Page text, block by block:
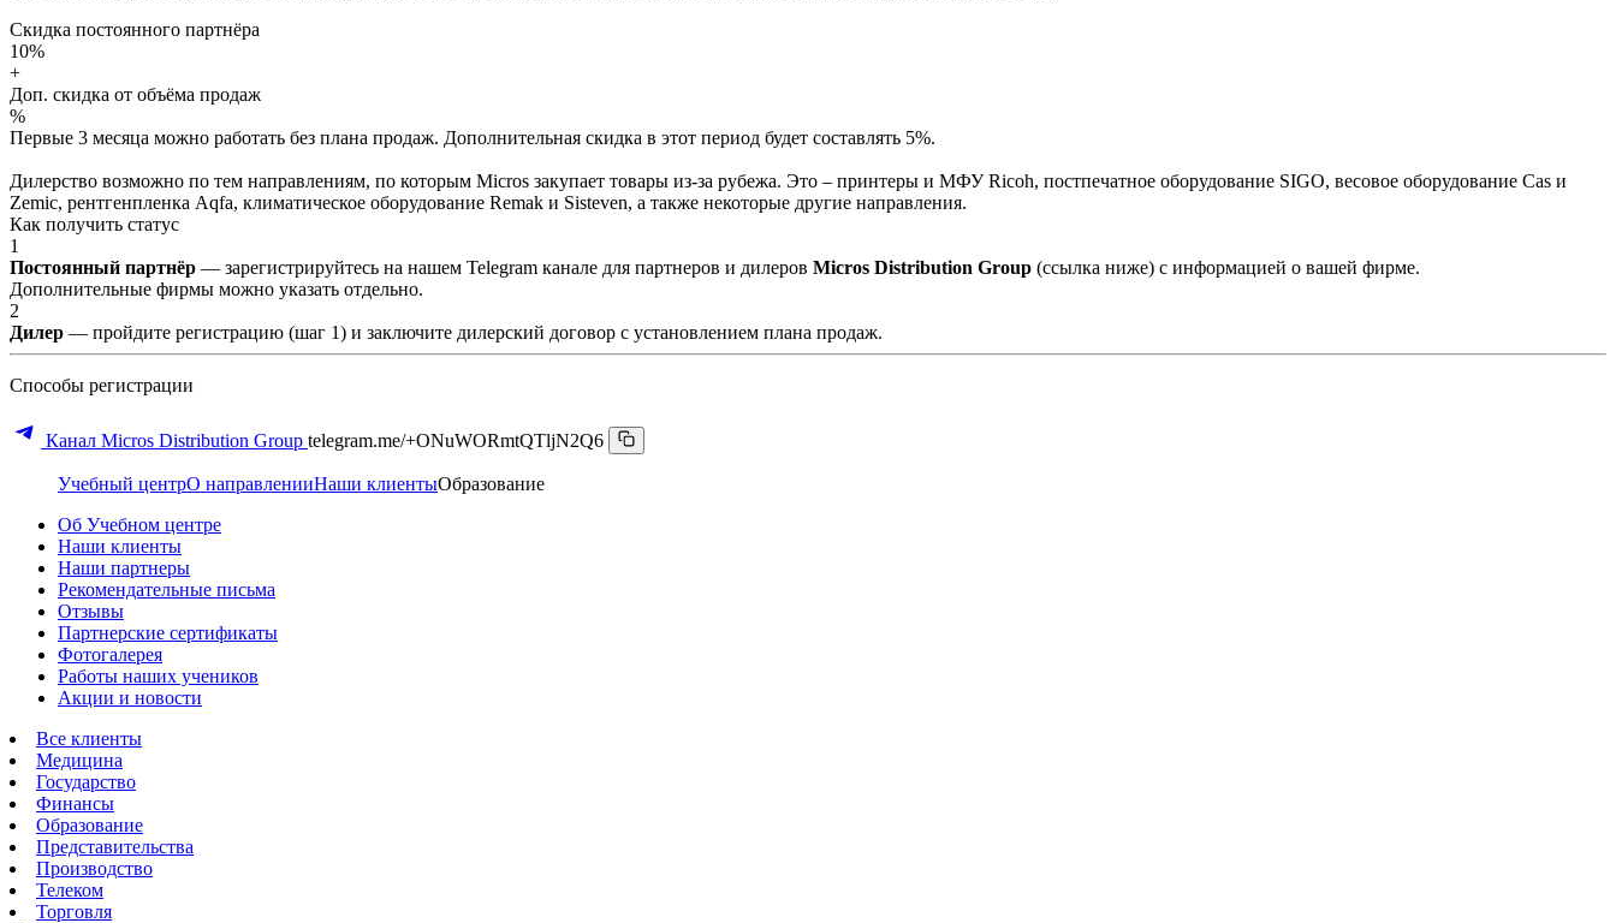
Скидка постоянного партнёра
10%
+
Доп. скидка от объёма продаж
%
Первые 3 месяца можно работать без плана продаж. Дополнительная скидка в этот период будет составлять 5%.
Дилерство возможно по тем направлениям, по которым Micros закупает товары из-за рубежа. Это – принтеры и МФУ Ricoh, постпечатное оборудование SIGO, весовое оборудование Cas и
Zemic, рентгенпленка Aqfa, климатическое оборудование Remak и Sisteven, а также некоторые другие направления.
Как получить статус
1
Постоянный партнёр — зарегистрируйтесь на нашем Telegram канале для партнеров и дилеров Micros Distribution Group (ссылка ниже) с информацией о вашей фирме.
Дополнительные фирмы можно указать отдельно.
2
Дилер — пройдите регистрацию (шаг 1) и заключите дилерский договор с установлением плана продаж.
Способы регистрации
Канал Micros Distribution Group telegram.me/+ONuWORmtQTljN2Q6
Учебный центрО направленииНаши клиентыОбразование
Об Учебном центре
Наши клиенты
Наши партнеры
Рекомендательные письма
Отзывы
Партнерские сертификаты
Фотогалерея
Работы наших учеников
Акции и новости
Все клиенты
Медицина
Государство
Финансы
Образование
Представительства
Производство
Телеком
Торговля